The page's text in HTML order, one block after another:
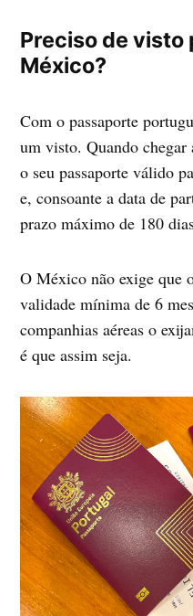
Preciso de visto
México?
Com o passaporte
um visto. Quando
o seu passaporte válido
e, consoante a data de
prazo máximo de 180
O México não exige que
validade mínima de 6
companhias aéreas o
é que assim seja.